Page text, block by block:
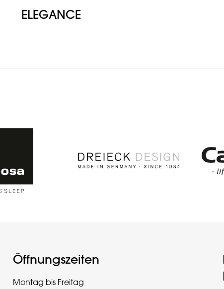
ELEGANCE
Öffnungszeiten
Montag bis Freitag